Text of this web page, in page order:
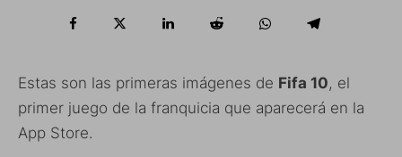
Estas son las primeras imágenes de Fifa 10, el
primer juego de la franquicia que aparecerá en la
App Store.